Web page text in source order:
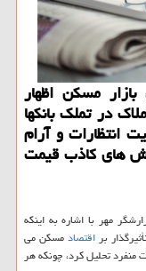
مسکن اظهار
املاک در تملک بانکها
انتظارات و آرام
های کاذب قیمت
مهر با اشاره به اینکه
براقتصادمسکن می
منفرد تحلیل کرد، چونکه هر